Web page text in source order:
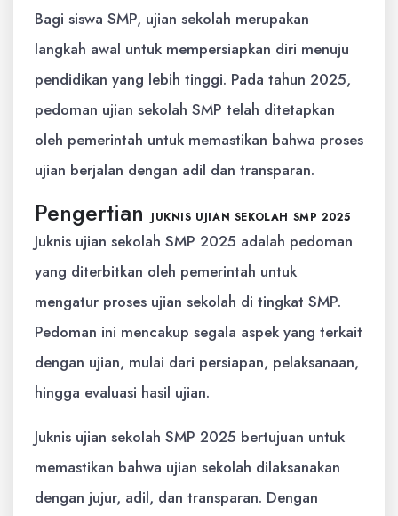
Bagi siswa SMP, ujian sekolah merupakan
langkah awal untuk mempersiapkan diri menuju
pendidikan yang lebih tinggi. Pada tahun 2025,
pedoman ujian sekolah SMP telah ditetapkan
oleh pemerintah untuk memastikan bahwa proses
ujian berjalan dengan adil dan transparan.
Pengertian JUKNIS UJIAN SEKOLAH SMP 2025
Juknis ujian sekolah SMP 2025 adalah pedoman
yang diterbitkan oleh pemerintah untuk
mengatur proses ujian sekolah di tingkat SMP.
Pedoman ini mencakup segala aspek yang terkait
dengan ujian, mulai dari persiapan, pelaksanaan,
hingga evaluasi hasil ujian.
Juknis ujian sekolah SMP 2025 bertujuan untuk
memastikan bahwa ujian sekolah dilaksanakan
dengan jujur, adil, dan transparan. Dengan